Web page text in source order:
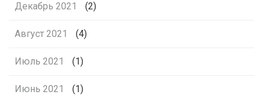
Декабрь 2021 (2)
Август 2021 (4)
Июль 2021 (1)
Июнь 2021 (1)